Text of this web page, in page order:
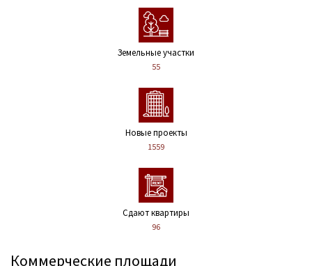
Земельные участки
55
Новые проекты
1559
Сдают квартиры
96
Коммерческие площади